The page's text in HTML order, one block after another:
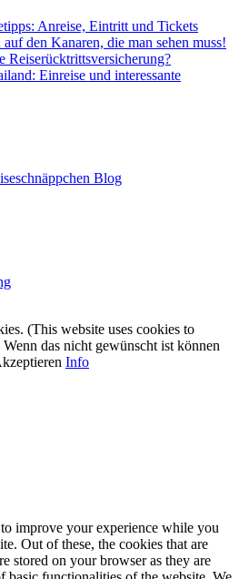
Anreise, Eintritt und Tickets
auf den Kanaren, die man sehen muss!
Reiserücktrittsversicherung?
Einreise und interessante
Blog
(This website uses cookies to
das nicht gewünscht ist können
Info
improve your experience while you
Out of these, the cookies that are
stored on your browser as they are